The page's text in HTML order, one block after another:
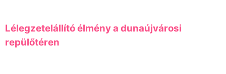
Lélegzetelállító élmény a dunaújvárosi
repülőtéren